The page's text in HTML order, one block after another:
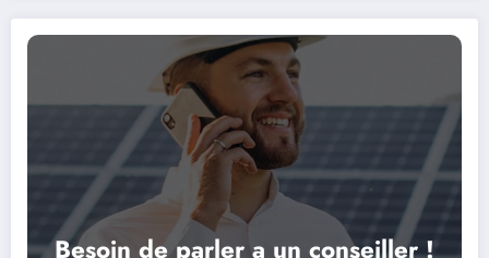
Besoin de parler a un conseiller !